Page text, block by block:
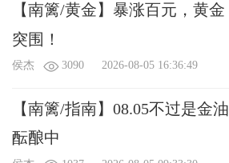
【南篱/黄金】暴涨百元，黄金
突围！
侯杰 3090 2026-08-05 16:36:49
【南篱/指南】08.05不过是金油
酝酿中